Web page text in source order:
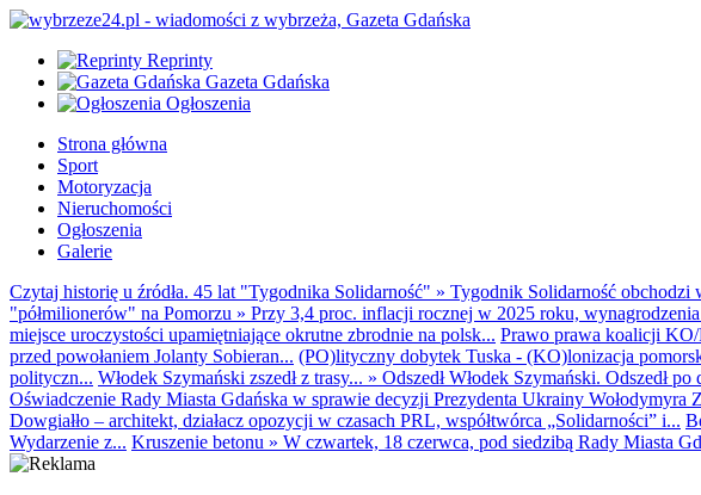
Reprinty
Gazeta Gdańska
Ogłoszenia
Strona główna
Sport
Motoryzacja
Nieruchomości
Ogłoszenia
Galerie
Czytaj historię u źródła. 45 lat "Tygodnika Solidarność" » Tygodnik Solidarność obchodzi
"półmilionerów" na Pomorzu » Przy 3,4 proc. inflacji rocznej w 2025 roku,
miejsce uroczystości upamiętniające okrutne zbrodnie na polsk... Prawo prawa koalicji
przed powołaniem Jolanty Sobieran... (PO)lityczny dobytek Tuska - (KO)lonizacja
polityczn... Włodek Szymański zszedł z trasy... » Odszedł Włodek Szymański. Odszedł
Oświadczenie Rady Miasta Gdańska w sprawie decyzji Prezydenta Ukrainy Wołodymyra
Dowgiałło – architekt, działacz opozycji w czasach PRL, współtwórca „Solidarności” i...
Wydarzenie z... Kruszenie betonu » W czwartek, 18 czerwca, pod siedzibą Rady Miasta